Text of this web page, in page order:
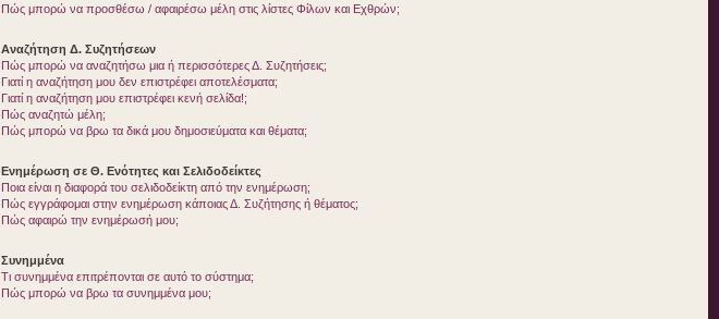
Πώς μπορώ να προσθέσω / αφαιρέσω μέλη στις λίστες Φίλων και Εχθρών;
Αναζήτηση Δ. Συζητήσεων
Πώς μπορώ να αναζητήσω μια ή περισσότερες Δ. Συζητήσεις;
Γιατί η αναζήτηση μου δεν επιστρέφει αποτελέσματα;
Γιατί η αναζήτηση μου επιστρέφει κενή σελίδα!;
Πώς αναζητώ μέλη;
Πώς μπορώ να βρω τα δικά μου δημοσιεύματα και θέματα;
Ενημέρωση σε Θ. Ενότητες και Σελιδοδείκτες
Ποια είναι η διαφορά του σελιδοδείκτη από την ενημέρωση;
Πώς εγγράφομαι στην ενημέρωση κάποιας Δ. Συζήτησης ή θέματος;
Πώς αφαιρώ την ενημέρωσή μου;
Συνημμένα
Τι συνημμένα επιτρέπονται σε αυτό το σύστημα;
Πώς μπορώ να βρω τα συνημμένα μου;